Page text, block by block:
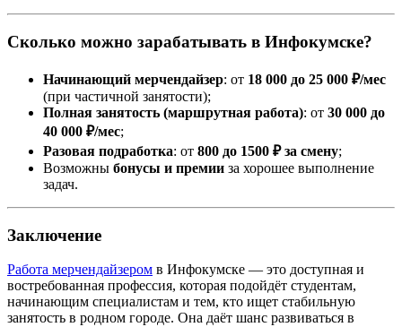
Сколько можно зарабатывать в Инфокумске?
Начинающий мерчендайзер: от 18 000 до 25 000 ₽/мес
(при частичной занятости);
Полная занятость (маршрутная работа): от 30 000 до
40 000 ₽/мес;
Разовая подработка: от 800 до 1500 ₽ за смену;
Возможны бонусы и премии за хорошее выполнение
задач.
Заключение
Работа мерчендайзером в Инфокумске — это доступная и
востребованная профессия, которая подойдёт студентам,
начинающим специалистам и тем, кто ищет стабильную
занятость в родном городе. Она даёт шанс развиваться в